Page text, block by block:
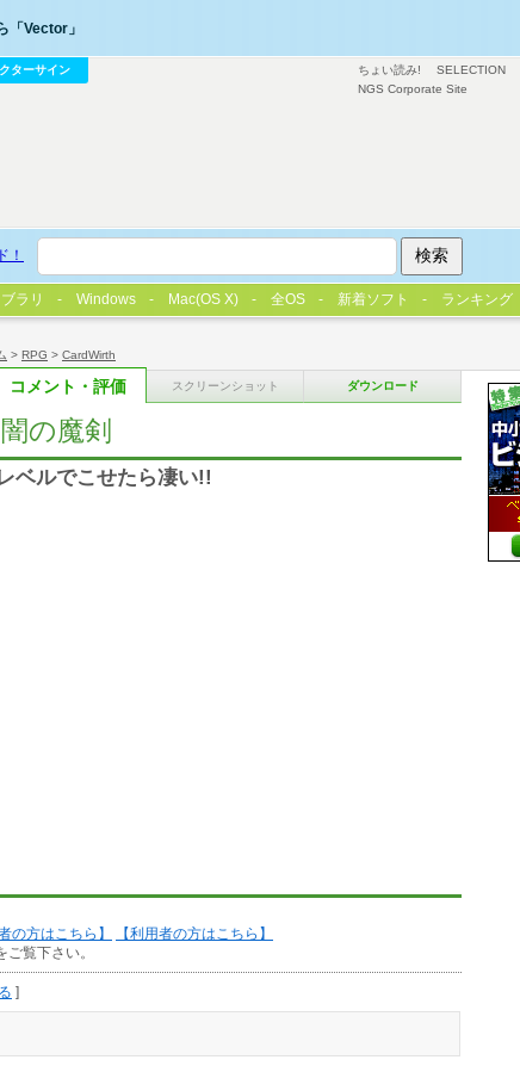
> RPG > CardWirth
コメント・評価 スクリーンショット ダウンロード
の魔剣
ベルでこせたら凄い!!
の方はこちら】
【利用者の方はこちら】
ご覧下さい。
]
ちょい読み! SELECTION
NGS Corporate Site
「Vector」
ターサイン
！
ラリ Windows Mac(OS X) 全OS 新着ソフト ランキング